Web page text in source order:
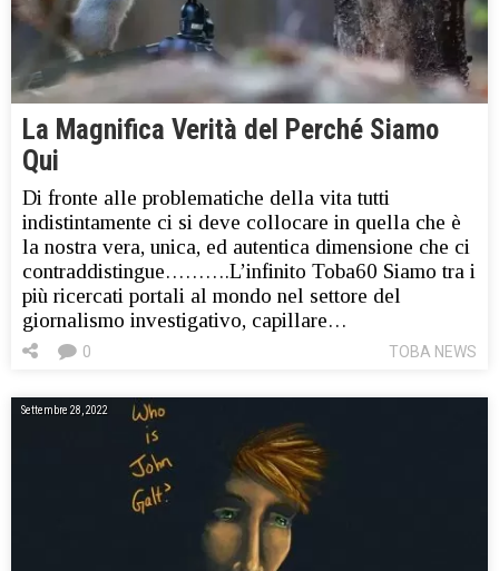
La Magnifica Verità del Perché Siamo
Qui
Di fronte alle problematiche della vita tutti
indistintamente ci si deve collocare in quella che è
la nostra vera, unica, ed autentica dimensione che ci
contraddistingue……….L’infinito Toba60 Siamo tra i
più ricercati portali al mondo nel settore del
giornalismo investigativo, capillare…
TOBA NEWS
0
Settembre 28, 2022